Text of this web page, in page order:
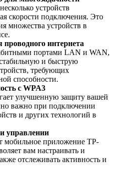
устройств
скорости подключения. Это
множества устройств в
интернета
портами LAN и WAN,
и быструю
требующих
способности.
с WPA3
улучшенную защиту вашей
важно при подключении
и других технологий в
управлении
мобильное приложение TP-
вам настраивать и
отслеживать активность и